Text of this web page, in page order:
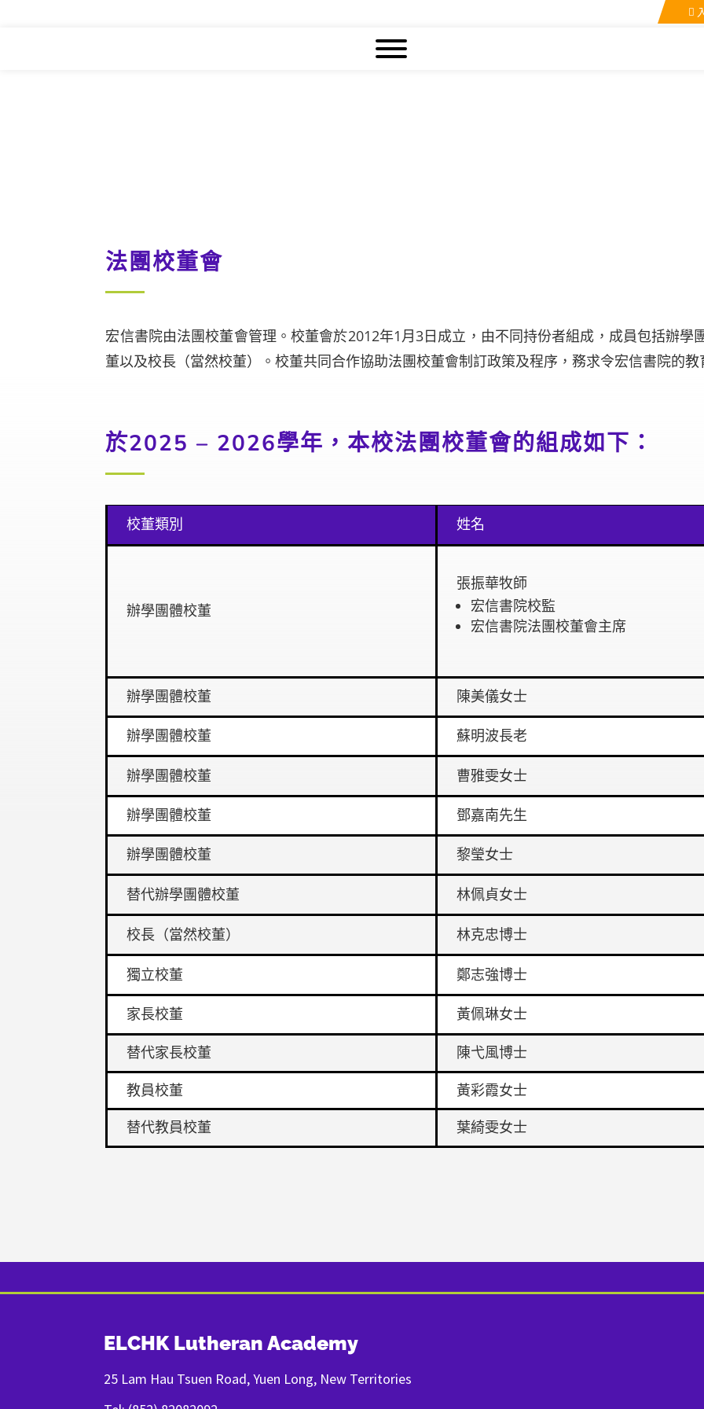
法團校董會
宏信書院由法團校董會管理。校董會於2012年1月3日成立，由不同持份者組成，成員包括辦學
董以及校長（當然校董）。校董共同合作協助法團校董會制訂政策及程序，務求令宏信書院的教
於2025 – 2026學年，本校法團校董會的組成如下：
校董類別 姓名
辦學團體校董
張振華牧師
宏信書院校監
宏信書院法團校董會主席
辦學團體校董 陳美儀女士
辦學團體校董 蘇明波長老
辦學團體校董 曹雅雯女士
辦學團體校董 鄧嘉南先生
辦學團體校董 黎瑩女士
替代辦學團體校董 林佩貞女士
校長（當然校董） 林克忠博士
獨立校董 鄭志強博士
家長校董 黃佩琳女士
替代家長校董
陳弋風博士
教員校董
黃彩霞女士
替代教員校董
葉綺雯女士
ELCHK Lutheran Academy
25 Lam Hau Tsuen Road, Yuen Long, New Territories